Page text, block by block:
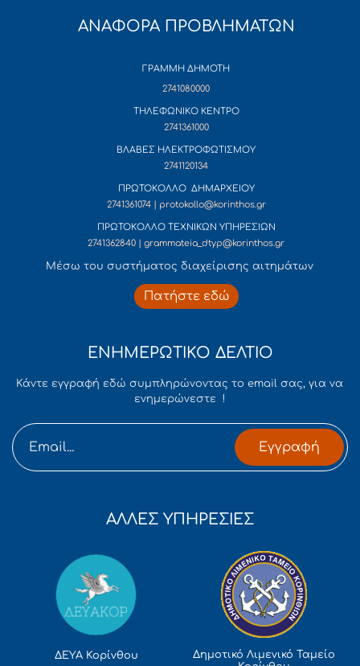
ΑΝΑΦΟΡΑ ΠΡΟΒΛΗΜΑΤΩΝ
ΓΡΑΜΜΗ ΔΗΜΟΤΗ
2741080000
ΤΗΛΕΦΩΝΙΚΟ ΚΕΝΤΡΟ
2741361000
ΒΛΑΒΕΣ ΗΛΕΚΤΡΟΦΩΤΙΣΜΟΥ
2741120134
ΠΡΩΤΟΚΟΛΛΟ ΔΗΜΑΡΧΕΙΟΥ
2741361074 | protokollo@korinthos.gr
ΠΡΩΤΟΚΟΛΛΟ ΤΕΧΝΙΚΩΝ ΥΠΗΡΕΣΙΩΝ
2741362840 | grammateia_dtyp@korinthos.gr
Mέσω του συστήματος διαχείρισης αιτημάτων
Πατήστε εδώ
ΕΝΗΜΕΡΩΤΙΚΟ ΔΕΛΤΙΟ
Κάντε εγγραφή εδώ συμπληρώνοντας το email σας, για να
ενημερώνεστε !
Εγγραφή
ΑΛΛΕΣ ΥΠΗΡΕΣΙΕΣ
ΔΕΥΑ Κορίνθου
Δημοτικό Λιμενικό Ταμείο